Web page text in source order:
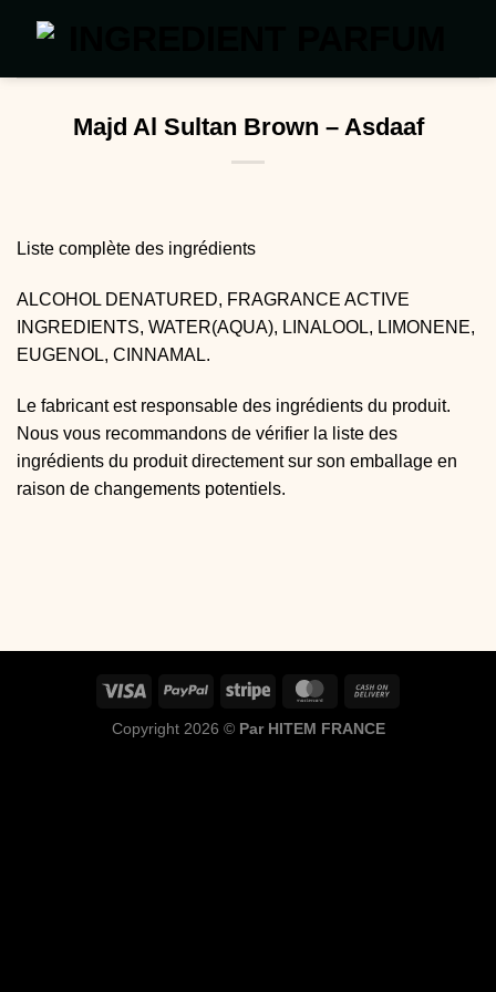
Majd Al Sultan Brown – Asdaaf
Liste complète des ingrédients
ALCOHOL DENATURED, FRAGRANCE ACTIVE
INGREDIENTS, WATER(AQUA), LINALOOL, LIMONENE,
EUGENOL, CINNAMAL.
Le fabricant est responsable des ingrédients du produit.
Nous vous recommandons de vérifier la liste des
ingrédients du produit directement sur son emballage en
raison de changements potentiels.
Copyright 2026 © Par HITEM FRANCE